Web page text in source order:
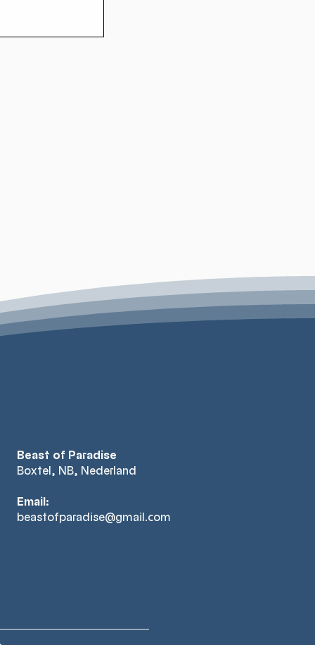
Beast of Paradise
Boxtel, NB, Nederland
Email:
beastofparadise@gmail.com